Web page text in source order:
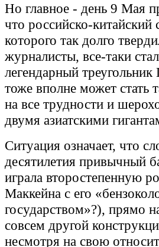
Но главное - день 9 Мая
что российско-
которого так долго
журналисты, все-таки
легендарный
тоже вполне может стать
на все трудности и
двумя азиатскими
Ситуация означает, что
десятилетия привычный
играла второстепенную
Маккейна с его
государством»?), прямо
совсем другой
несмотря на свою